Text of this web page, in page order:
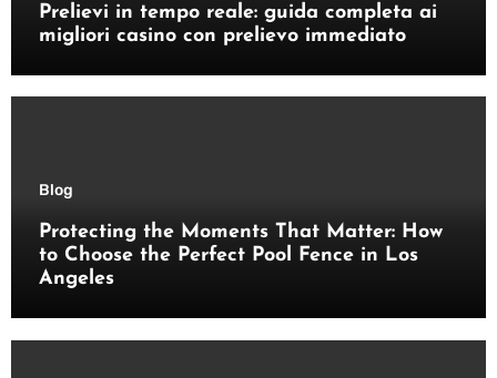
Prelievi in tempo reale: guida completa ai
migliori casino con prelievo immediato
Blog
Protecting the Moments That Matter: How
to Choose the Perfect Pool Fence in Los
Angeles